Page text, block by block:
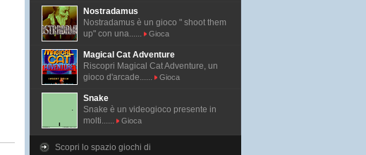
Nostradamus
Nostradamus è un gioco " shoot them
up" con una......
Gioca
Magical Cat Adventure
Riscopri Magical Cat Adventure, un
gioco d'arcade......
Gioca
Snake
Snake è un videogioco presente in
molti......
Gioca
Scopri lo spazio giochi di